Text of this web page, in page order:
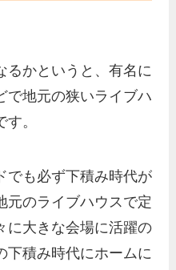
るかというと、有名に
で地元の狭いライブハ
。
でも必ず下積み時代が
元のライブハウスで定
に大きな会場に活躍の
下積み時代にホームに